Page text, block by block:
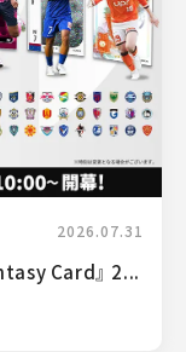
2026.07.31
Card』 2...